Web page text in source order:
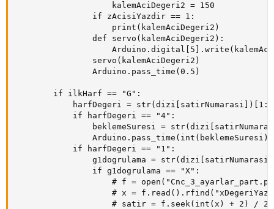
                    kalemAciDegeri2 = 150
                if zAcisiYazdir == 1:
                    print(kalemAciDegeri2)
                def servo(kalemAciDegeri2):
                servo(kalemAciDegeri2)
                Arduino.pass_time(0.5)
        if ilkHarf == "G":
harfDegeri =
            if harfDegeri == "4":
beklemeSuresi =
            if harfDegeri == "1":
g1dogrulama =
                if g1dogrulama == "X":
# f =
# x =
                    # satir = f.seek(int(x) + 2) / 24